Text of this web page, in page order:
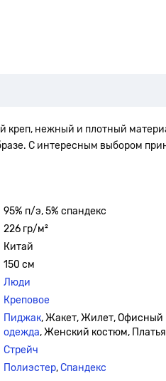
креп, нежный и плотный
С интересным выбором
95% п/э, 5% спандекс
226 гр/м²
Китай
150 см
Люди
Креповое
Пиджак, Жакет, Жилет, Офисный
одежда, Женский костюм, Платья
Стрейч
Полиэстер,Спандекс